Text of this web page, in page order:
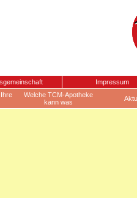
Impressum
Welche TCM-Apotheke
kann was